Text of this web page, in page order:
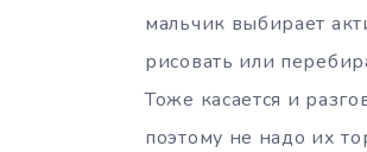
мальчик выбирает
рисовать или
Тоже касается и
поэтому не надо их